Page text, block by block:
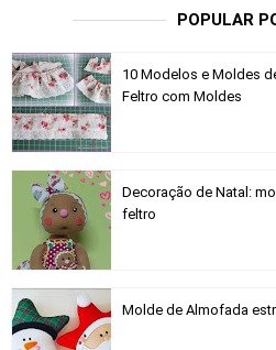
POPULAR
10 Modelos e Moldes
Feltro com Moldes
Decoração de Natal:
feltro
Molde de Almofada